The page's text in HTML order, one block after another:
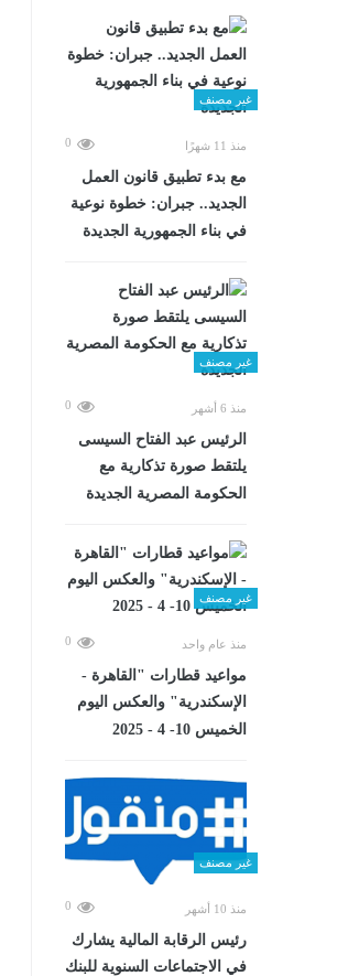
غير مصنف
منذ 11 شهرًا 0
مع بدء تطبيق قانون العمل
الجديد.. جبران: خطوة نوعية
في بناء الجمهورية الجديدة
غير مصنف
منذ 6 أشهر 0
الرئيس عبد الفتاح السيسى
يلتقط صورة تذكارية مع
الحكومة المصرية الجديدة
غير مصنف
منذ عام واحد 0
مواعيد قطارات "القاهرة -
الإسكندرية" والعكس اليوم
الخميس 10- 4 - 2025
غير مصنف
منذ 10 أشهر 0
رئيس الرقابة المالية يشارك
في الاجتماعات السنوية للبنك